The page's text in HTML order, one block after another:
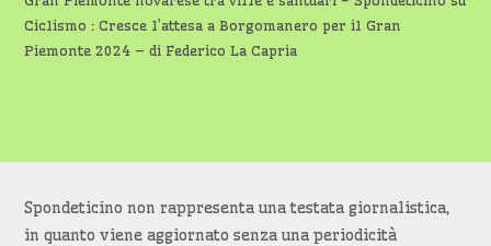
Ciclismo : Cresce l’attesa a Borgomanero per il Gran
Piemonte 2024 – di Federico La Capria
Spondeticino non rappresenta una testata giornalistica,
in quanto viene aggiornato senza una periodicità